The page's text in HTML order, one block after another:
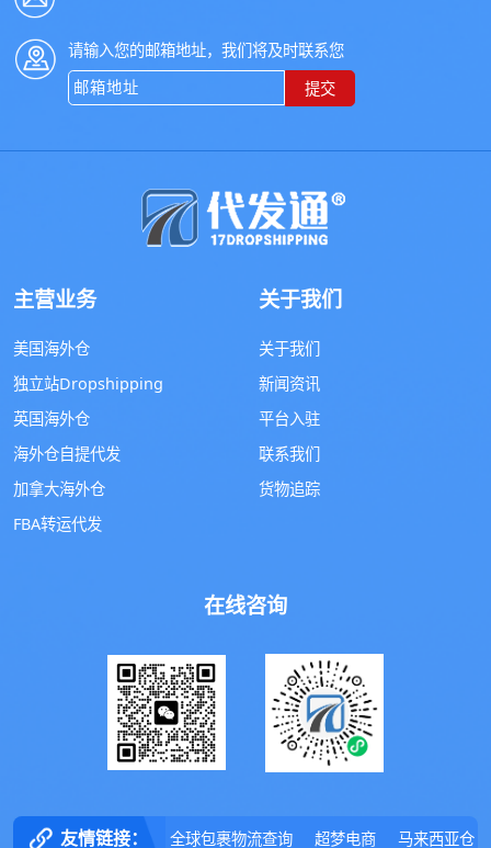
请输入您的邮箱地址，我们将及时联系您
提交
主营业务
美国海外仓
独立站Dropshipping
英国海外仓
海外仓自提代发
加拿大海外仓
FBA转运代发
关于我们
关于我们
新闻资讯
平台入驻
联系我们
货物追踪
在线咨询
友情链接： 全球包裹物流查询 超梦电商 马来西亚仓